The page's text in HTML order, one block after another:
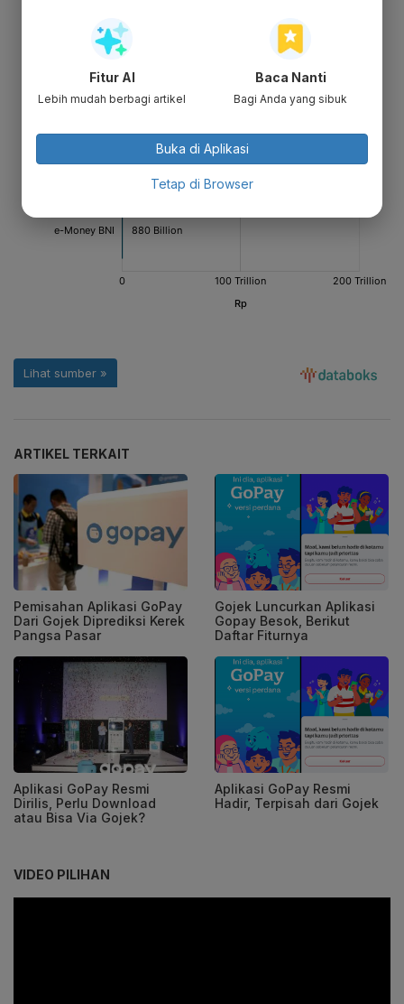
ARTIKEL TERKAIT
Pemisahan Aplikasi GoPay
Dari Gojek Diprediksi Kerek
Pangsa Pasar
Gojek Luncurkan Aplikasi
Gopay Besok, Berikut
Daftar Fiturnya
Aplikasi GoPay Resmi
Dirilis, Perlu Download
atau Bisa Via Gojek?
Aplikasi GoPay Resmi
Hadir, Terpisah dari Gojek
VIDEO PILIHAN
Fitur AI
Lebih mudah berbagi artikel
Baca Nanti
Bagi Anda yang sibuk
Buka di Aplikasi
Tetap di Browser